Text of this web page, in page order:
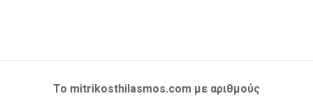
Το mitrikosthilasmos.com με αριθμούς